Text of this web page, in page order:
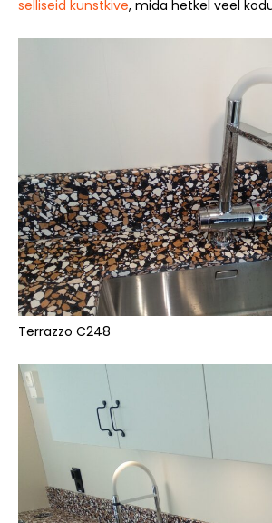
selliseid kunstkive, mida hetkel veel
Terrazzo C248